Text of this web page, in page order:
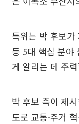
특위는 박 후보가
등 5대 핵심 분야
게 알리는 데 주
박 후보 측이 제
도로 교통·주거